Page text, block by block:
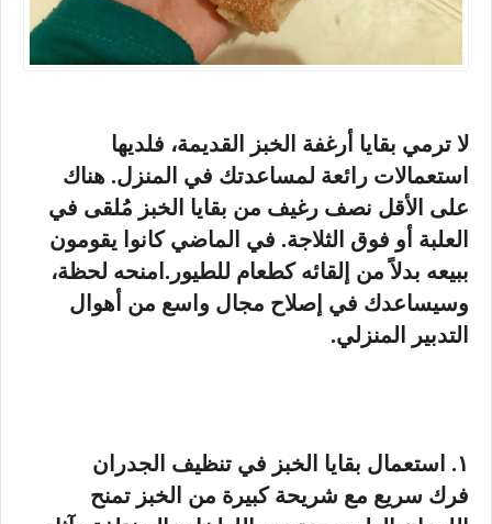
لا ترمي بقايا أرغفة الخبز القديمة، فلديها
استعمالات رائعة لمساعدتك في المنزل. هناك
على الأقل نصف رغيف من بقايا الخبز مُلقى في
العلبة أو فوق الثلاجة. في الماضي كانوا يقومون
ببيعه بدلاً من إلقائه كطعام للطيور.امنحه لحظة،
وسيساعدك في إصلاح مجال واسع من أهوال
التدبير المنزلي.
١. استعمال بقايا الخبز في تنظيف الجدران
فرك سريع مع شريحة كبيرة من الخبز تمنح